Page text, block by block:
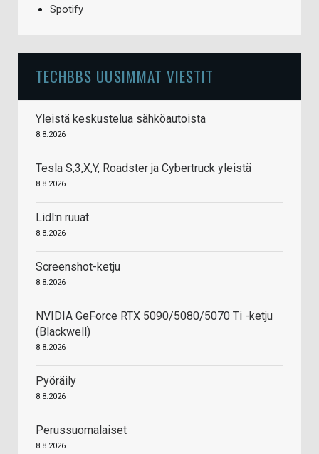
Spotify
TECHBBS UUSIMMAT VIESTIT
Yleistä keskustelua sähköautoista
8.8.2026
Tesla S,3,X,Y, Roadster ja Cybertruck yleistä
8.8.2026
Lidl:n ruuat
8.8.2026
Screenshot-ketju
8.8.2026
NVIDIA GeForce RTX 5090/5080/5070 Ti -ketju
(Blackwell)
8.8.2026
Pyöräily
8.8.2026
Perussuomalaiset
8.8.2026